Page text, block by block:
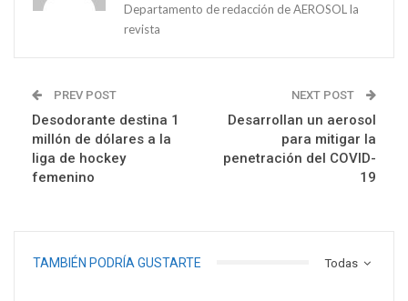
Departamento de redacción de AEROSOL la
revista
PREV POST
Desodorante destina 1
millón de dólares a la
liga de hockey
femenino
NEXT POST
Desarrollan un aerosol
para mitigar la
penetración del COVID-
19
Todas
TAMBIÉN PODRÍA GUSTARTE